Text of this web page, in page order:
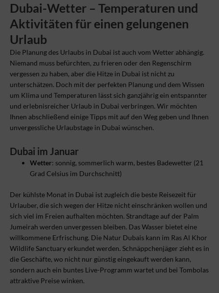
Dubai-Wetter – Temperaturen und
Aktivitäten für einen gelungenen
Urlaub
Die Planung des Urlaubs in Dubai ist auch vom Wetter abhängig.
Niemand muss befürchten, zu frieren oder den Regenschirm
vergessen zu haben, aber die Hitze in Dubai ist nicht zu
unterschätzen. Doch mit der perfekten Planung und dem Wissen
um Klima und Temperaturen lässt sich ganzjährig ein entspannter
und erlebnisreicher Urlaub in Dubai verbringen. Wir möchten
Ihnen abschließend einige Tipps mit auf den Weg geben und Ihnen
unvergessliche Urlaubstage in Dubai wünschen.
Dubai im Januar
Wetter: sonnig, sommerlich warm, bestes Badewetter (21
Grad Celsius im Durchschnitt)
Der kühlste Monat in Dubai ist zugleich die beste Reisezeit für
Urlauber, die sich wegen der Hitze nicht einschränken wollen und
sich viel im Freien aufhalten möchten. Strandtage auf der Palm
Jumeirah werden unvergessen bleiben. Das Wasser bietet eine
willkommene Erfrischung. Die Natur Dubais kann im Ras Al Khor
Wildlife Sanctuary erkundet werden. Schnäppchenjäger zieht es in
die Geschäfte, wo nicht nur günstig eingekauft werden kann,
sondern auch ein buntes Live-Programm wartet und bei Tombolas
attraktive Preise winken.